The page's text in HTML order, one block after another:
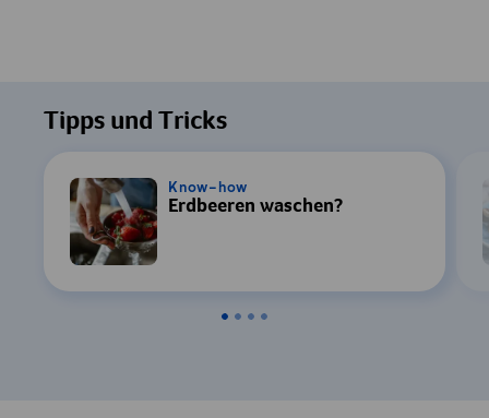
Tipps und Tricks
Know-how
Erdbeeren waschen?